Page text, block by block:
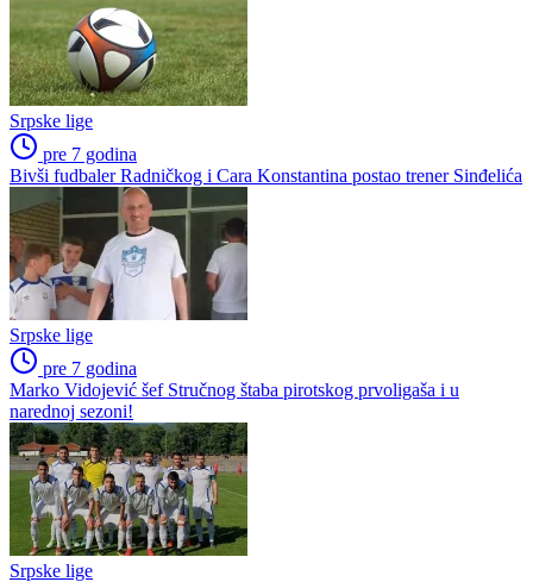
Srpske lige
pre 7 godina
Bivši fudbaler Radničkog i Cara Konstantina postao trener Sinđelića
Srpske lige
pre 7 godina
Marko Vidojević šef Stručnog štaba pirotskog prvoligaša i u
narednoj sezoni!
Srpske lige